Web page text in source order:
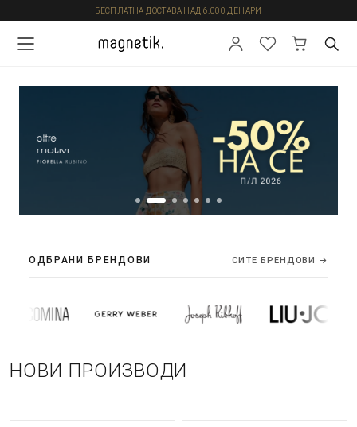
БЕСПЛАТНА ДОСТАВА НАД 6.000 ДЕНАРИ
ОДБРАНИ БРЕНДОВИ СИТЕ БРЕНДОВИ →
НОВИ ПРОИЗВОДИ